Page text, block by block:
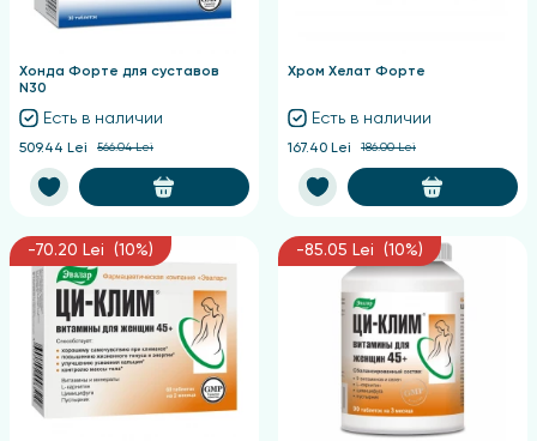
Хонда Форте для суставов
N30
Есть в наличии
509.44 Lei 566.04 Lei
Хром Хелат Форте
Есть в наличии
167.40 Lei 186.00 Lei
-70.20 Lei (10%) -85.05 Lei (10%)